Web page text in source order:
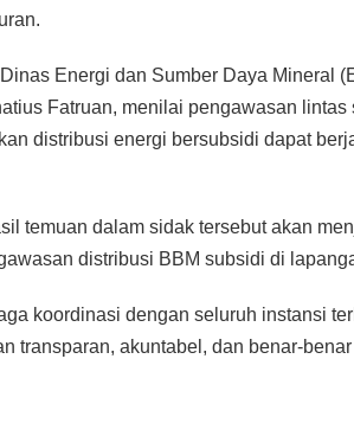
Energi dan Sumber Daya Mineral
Fatruan, menilai pengawasan
distribusi energi bersubsidi dapat
temuan dalam sidak tersebut akan
distribusi BBM subsidi di
koordinasi dengan seluruh instansi
transparan, akuntabel, dan benar-